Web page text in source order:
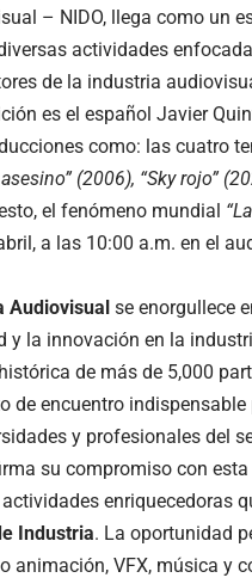
– NIDO, llega como un
actividades
de la industria
es el español Javier
como: las cuatro
(2006), “Sky rojo”
el fenómeno mundial
a las 10:00 a.m. en el
Audiovisual se enorgullece
y la innovación en la
de más de 5,000
de encuentro
y profesionales del
su compromiso con
enriquecedoras
Industria. La oportunidad
animación, VFX, música y